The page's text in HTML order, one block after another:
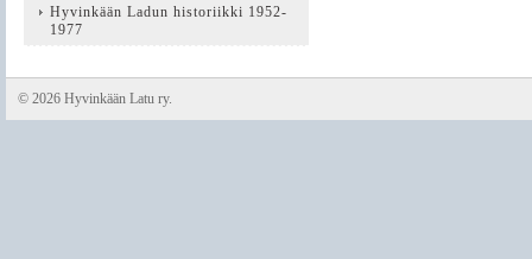
Hyvinkään Ladun historiikki 1952-
1977
© 2026 Hyvinkään Latu ry.